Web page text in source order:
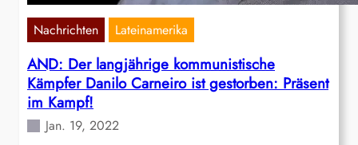
Nachrichten Lateinamerika
AND: Der langjährige kommunistische
Kämpfer Danilo Carneiro ist gestorben: Präsent
im Kampf!
Jan. 19, 2022